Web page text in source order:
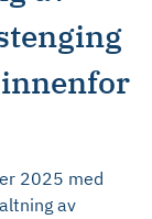
2025 med
av